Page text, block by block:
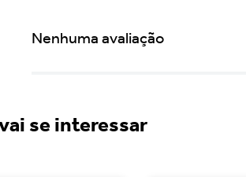
Nenhuma avaliação
se interessar